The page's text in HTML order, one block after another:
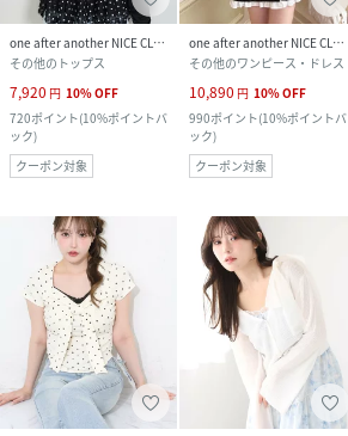
one after another NICE CLAUP
その他のトップス
7,920 円 10%OFF
720ポイント(10%ポイントバ
ック)
クーポン対象
one after another NICE CLAUP
その他のワンピース・ドレス
10,890 円 10%OFF
990ポイント(10%ポイントバ
ック)
クーポン対象